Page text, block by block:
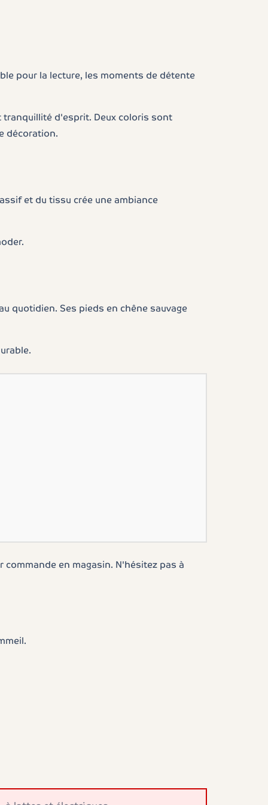
pour la lecture, les moments de détente
tranquillité d'esprit. Deux coloris sont
décoration.
et du tissu crée une ambiance
quotidien. Ses pieds en chêne sauvage
en magasin. N'hésitez pas à